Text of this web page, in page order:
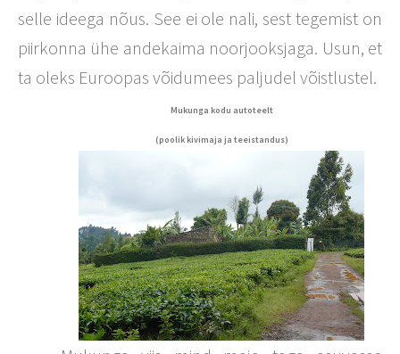
selle ideega nõus. See ei ole nali, sest tegemist on
piirkonna ühe andekaima noorjooksjaga. Usun, et
ta oleks Euroopas võidumees paljudel võistlustel.
Mukunga kodu autoteelt
(poolik kivimaja ja teeistandus)